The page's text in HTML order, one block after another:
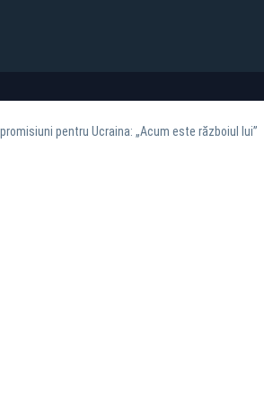
pentru Ucraina: „Acum este războiul lui”